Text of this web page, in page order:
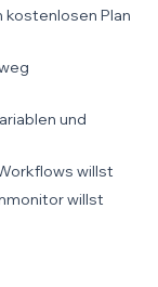
kostenlosen Plan
und
willst
willst